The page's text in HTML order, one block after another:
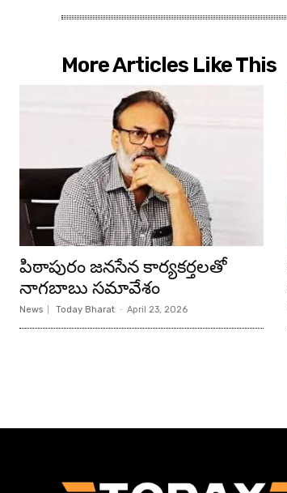
More Articles Like This
పిఠాపురం జనసేన కార్యకర్తలతో
నాగబాబు సమావేశం
News Today Bharat - April 23, 2026